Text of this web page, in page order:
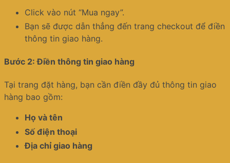
Click vào nút “Mua ngay”.
Bạn sẽ được dẫn thẳng đến trang checkout để điền
thông tin giao hàng.
Bước 2: Điền thông tin giao hàng
Tại trang đặt hàng, bạn cần điền đầy đủ thông tin giao
hàng bao gồm:
Họ và tên
Số điện thoại
Địa chỉ giao hàng